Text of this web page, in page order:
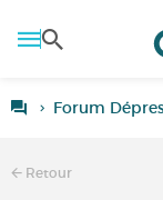
Forum
Retour